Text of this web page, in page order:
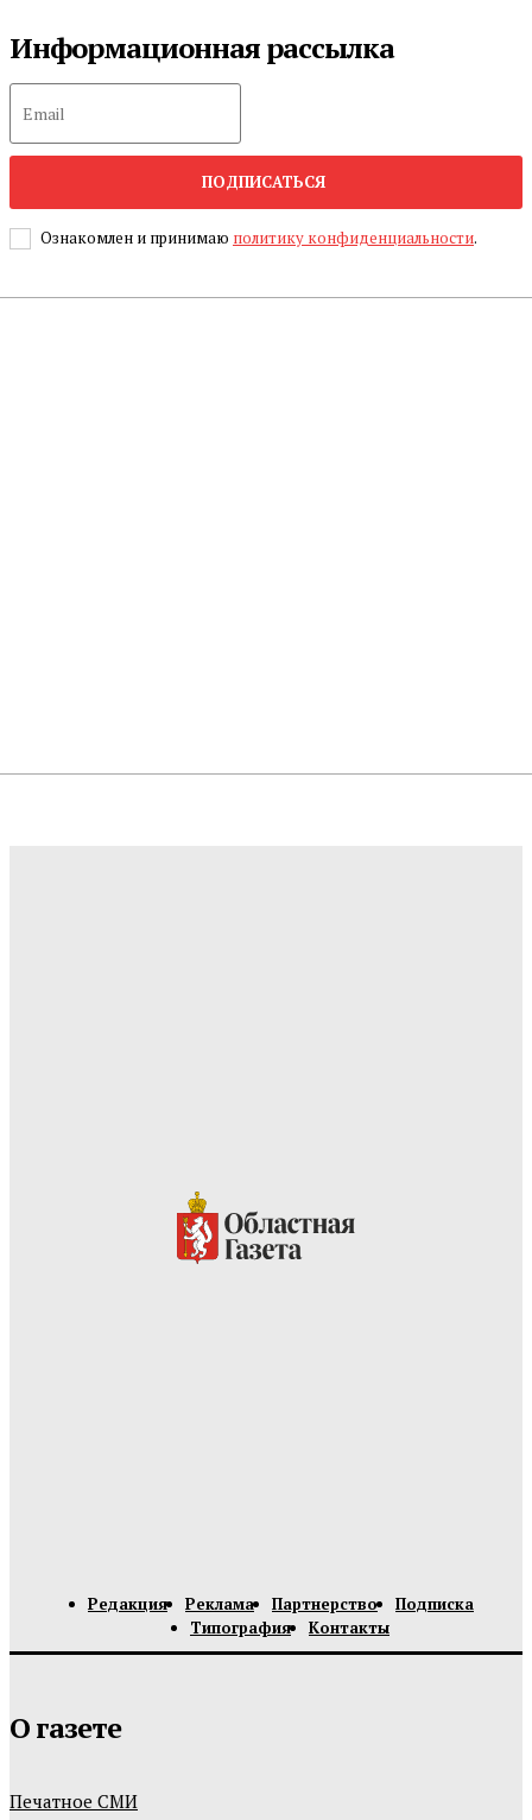
Информационная рассылка
ПОДПИСАТЬСЯ
Ознакомлен и принимаю политику конфиденциальности.
Редакция Реклама Партнерство
Подписка
Типография
Контакты
О газете
Печатное СМИ